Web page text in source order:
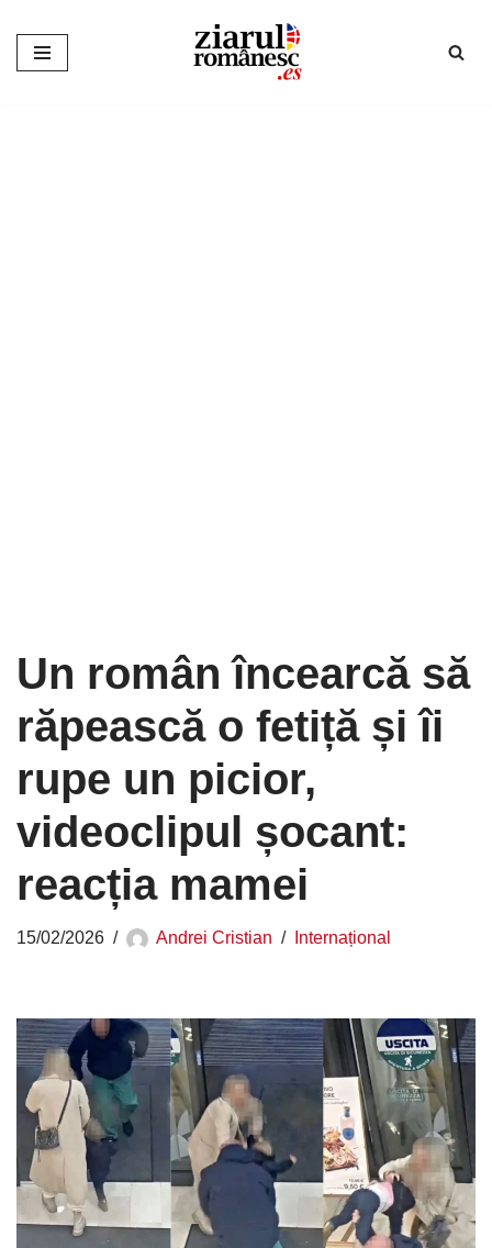
Sari
Un român încearcă să
răpească o fetiță și îi
rupe un picior,
videoclipul șocant:
reacția mamei
15/02/2026 Andrei Cristian Internațional